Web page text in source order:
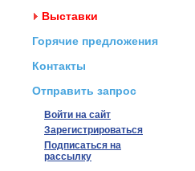
Выставки
Горячие предложения
Контакты
Отправить запрос
Войти на сайт
Зарегистрироваться
Подписаться на
рассылку